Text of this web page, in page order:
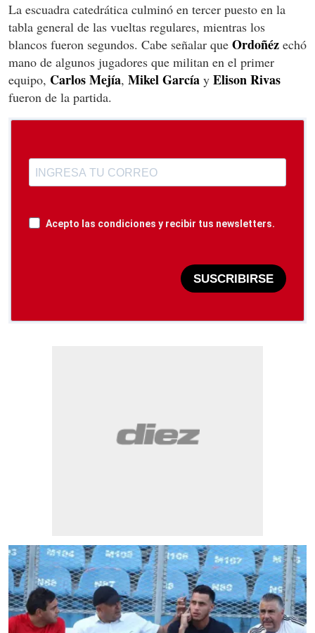
La escuadra catedrática culminó en tercer puesto en la
tabla general de las vueltas regulares, mientras los
blancos fueron segundos. Cabe señalar que Ordoñéz echó
mano de algunos jugadores que militan en el primer
equipo, Carlos Mejía, Mikel García y Elison Rivas
fueron de la partida.
Acepto las condiciones y recibir tus newsletters.
SUSCRIBIRSE